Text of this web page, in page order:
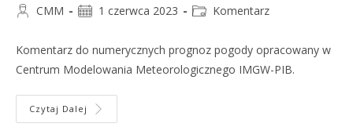
CMM 1 czerwca 2023 Komentarz
Komentarz do numerycznych prognoz pogody opracowany w
Centrum Modelowania Meteorologicznego IMGW-PIB.
Czytaj Dalej